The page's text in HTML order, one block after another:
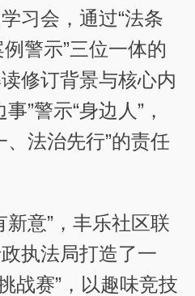
习会，通过“法条
警示”三位一体的
修订背景与核心内
”警示“身边人”，
、法治先行”的责任
新意”，丰乐社区联
执法局打造了一
战赛”，以趣味竞技